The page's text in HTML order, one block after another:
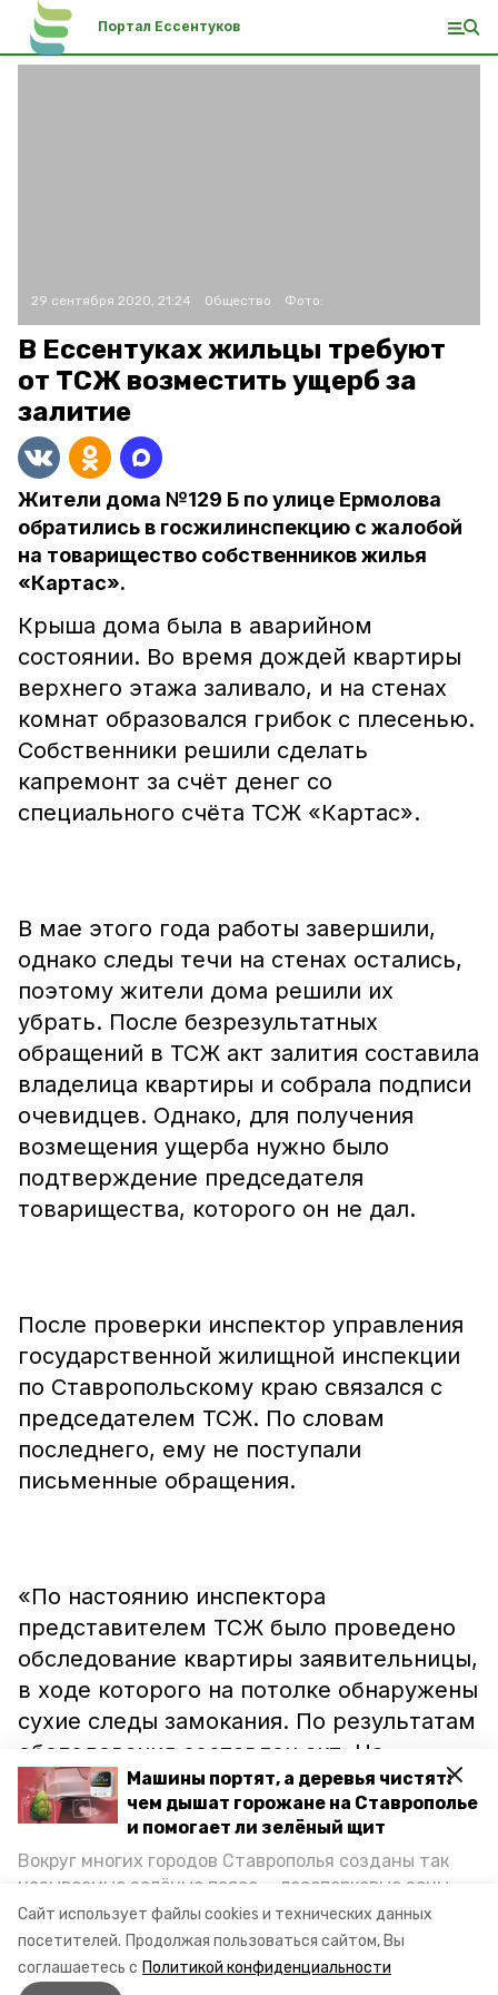
Сайт использует файлы cookies и технических данных
посетителей. Продолжая пользоваться сайтом, Вы
соглашаетесь с Политикой конфиденциальности
Машины портят, а деревья чистят:
чем дышат горожане на Ставрополье
и помогает ли зелёный щит
Вокруг многих городов Ставрополья созданы так
называемые зелёные пояса — лесопарковые зоны,
снижающие негативное воздействие выхлопных
газов на атмосферу. Справляются ли они с
постоянно растущим потоком автотранспорта и
каким воздухом дышат жители края, узнала
Портал Ессентуков
29 сентября 2020, 21:24 Общество Фото:
В Ессентуках жильцы требуют
от ТСЖ возместить ущерб за
залитие
Жители дома №129 Б по улице Ермолова
обратились в госжилинспекцию с жалобой
на товарищество собственников жилья
«Картас».
Крыша дома была в аварийном
состоянии. Во время дождей квартиры
верхнего этажа заливало, и на стенах
комнат образовался грибок с плесенью.
Собственники решили сделать
капремонт за счёт денег со
специального счёта ТСЖ «Картас».
В мае этого года работы завершили,
однако следы течи на стенах остались,
поэтому жители дома решили их
убрать. После безрезультатных
обращений в ТСЖ акт залития составила
владелица квартиры и собрала подписи
очевидцев. Однако, для получения
возмещения ущерба нужно было
подтверждение председателя
товарищества, которого он не дал.
После проверки инспектор управления
государственной жилищной инспекции
по Ставропольскому краю связался с
председателем ТСЖ. По словам
последнего, ему не поступали
письменные обращения.
«По настоянию инспектора
представителем ТСЖ было проведено
обследование квартиры заявительницы,
в ходе которого на потолке обнаружены
сухие следы замокания. По результатам
обследования составлен акт. На
основании этого документа
собственница квартиры сможет
ущерба», – прокомментировал
начальник управления госжилинспекции
по СК Сергей Соболев.